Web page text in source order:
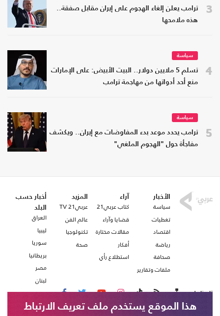
3
ترامب يعلن إلغاء الهجوم على إيران مقابل صفقة..
هذه ملامحها
4
سياسة
تسلم 5 ملايين دولار.. البيت الأبيض: على الإمارات
منع أحد أدواتها من مهاجمة ترامب
5
سياسة
ترامب يحدد موعد بدء المفاوضات مع إيران.. ويكشف
مفاجأة حول "الهجوم الملغي"
الأخبار
سياسة
تغطيات
اقتصاد
رياضة
صحافة
ملفات وتقارير
آراء
كتاب عربي21
قضايا وآراء
مقالات مختارة
أفكار
استطلاع رأي
المزيد
عربي21 TV
عالم الفن
تكنولوجيا
صحة
أخبار حسب
البلد
العراق
ليبيا
سوريا
بريطانيا
مصر
لبنان
تابعنا على
هذا الموقع يستخدم ملف تعريف الارتباط